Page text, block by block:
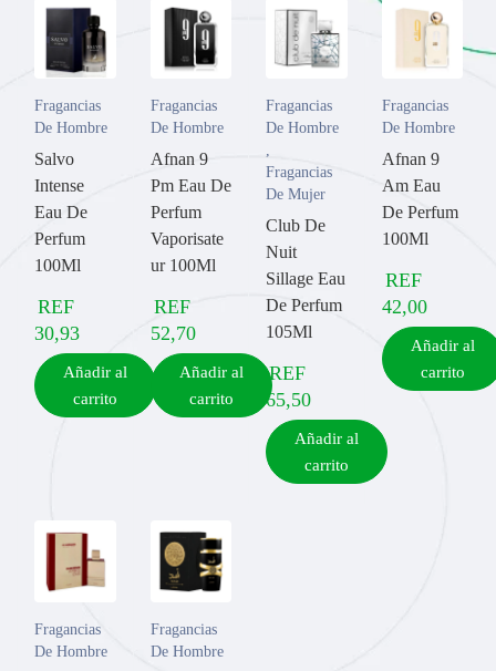
Fragancias
De Hombre
Salvo
Intense
Eau De
Perfum
100Ml
REF
30,93
Añadir al
carrito
Fragancias
De Hombre
Afnan 9
Pm Eau De
Perfum
Vaporisate
ur 100Ml
REF
52,70
Añadir al
carrito
Fragancias
De Hombre
,
Fragancias
De Mujer
Club De
Nuit
Sillage Eau
De Perfum
105Ml
REF
65,50
Añadir al
carrito
Fragancias
De Hombre
Afnan 9
Am Eau
De Perfum
100Ml
REF
42,00
Añadir al
carrito
Fragancias
De Hombre
Fragancias
De Hombre